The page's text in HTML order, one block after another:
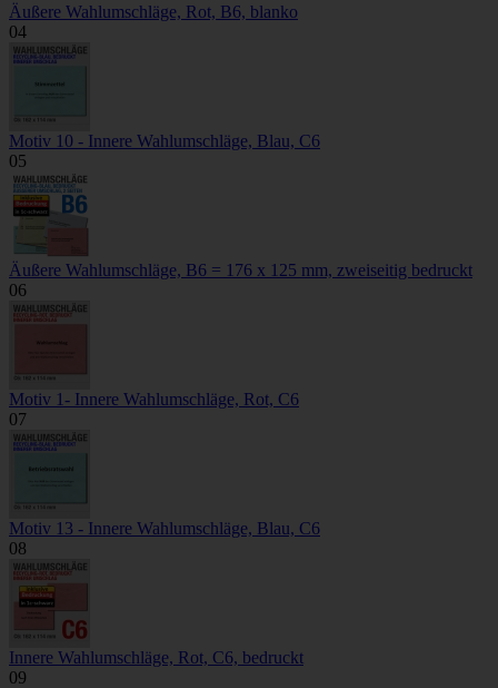
Äußere Wahlumschläge, Rot, B6, blanko
04
Motiv 10 - Innere Wahlumschläge, Blau, C6
05
Äußere Wahlumschläge, B6 = 176 x 125 mm, zweiseitig bedruckt
06
Motiv 1- Innere Wahlumschläge, Rot, C6
07
Motiv 13 - Innere Wahlumschläge, Blau, C6
08
Innere Wahlumschläge, Rot, C6, bedruckt
09